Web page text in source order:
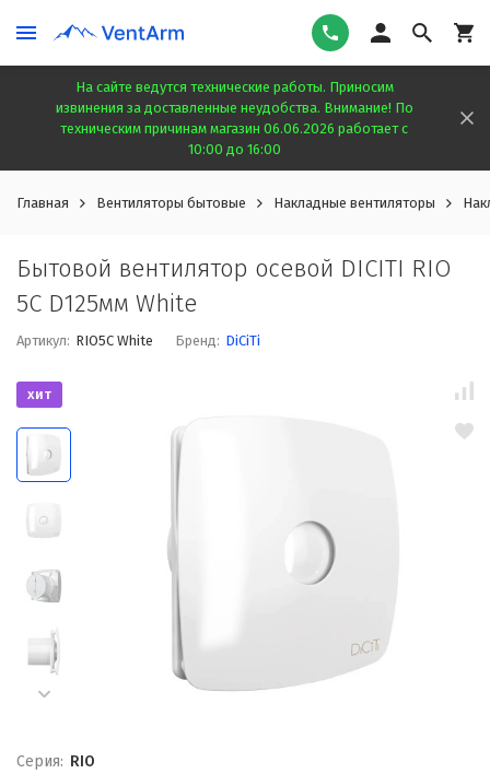
На сайте ведутся технические работы. Приносим
извинения за доставленные неудобства. Внимание! По
техническим причинам магазин 06.06.2026 работает с
10:00 до 16:00
Главная Вентиляторы бытовые Накладные вентиляторы
Бытовой вентилятор осевой DICITI RIO
5C D125мм White
Артикул: RIO5C White Бренд: DiCiTi
хит
Серия: RIO